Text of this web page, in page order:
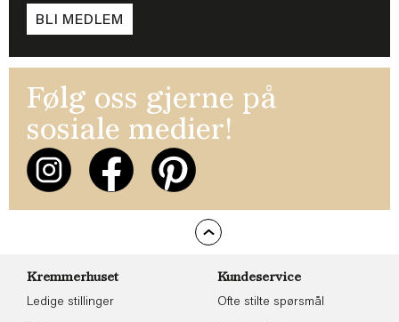
BLI MEDLEM
Følg oss gjerne på
sosiale medier!
Kremmerhuset
Ledige stillinger
Kundeservice
Ofte stilte spørsmål